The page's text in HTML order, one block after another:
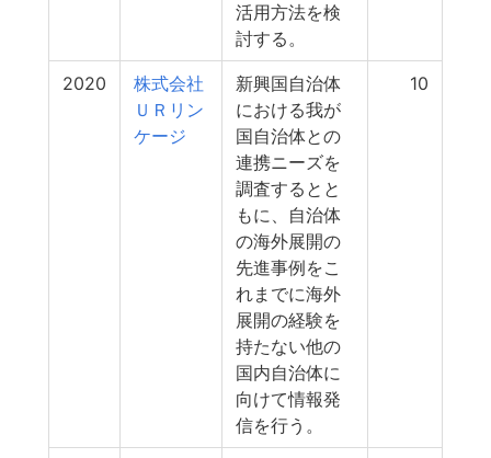
活用方法を検
討する。
2020
株式会社
ＵＲリン
ケージ
新興国自治体
における我が
国自治体との
連携ニーズを
調査するとと
もに、自治体
の海外展開の
先進事例をこ
れまでに海外
展開の経験を
持たない他の
国内自治体に
向けて情報発
信を行う。
10